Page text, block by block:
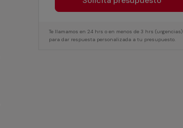
Te llamamos en 24 hrs o en menos de 3 hrs (urgencias)
para dar respuesta personalizada a tu presupuesto.